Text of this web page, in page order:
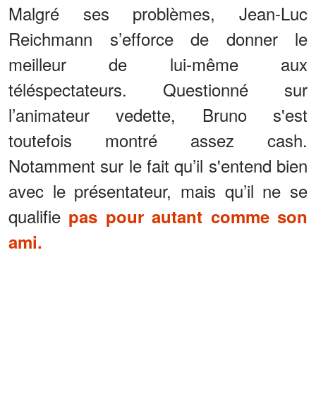
Malgré ses problèmes, Jean-Luc
Reichmann s’efforce de donner le
meilleur de lui-même aux
téléspectateurs. Questionné sur
l’animateur vedette, Bruno s'est
toutefois montré assez cash.
Notamment sur le fait qu’il s'entend bien
avec le présentateur, mais qu’il ne se
qualifie pas pour autant comme son
ami.